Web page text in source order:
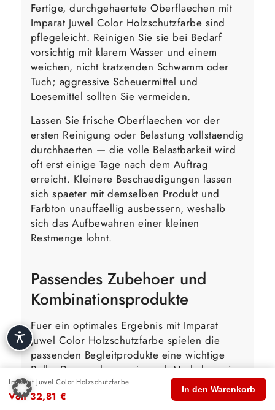
Fertige, durchgehaertete Oberflaechen mit
Imparat Juwel Color Holzschutzfarbe sind
pflegeleicht. Reinigen Sie sie bei Bedarf
vorsichtig mit klarem Wasser und einem
weichen, nicht kratzenden Schwamm oder
Tuch; aggressive Scheuermittel und
Loesemittel sollten Sie vermeiden.
Lassen Sie frische Oberflaechen vor der
ersten Reinigung oder Belastung vollstaendig
durchhaerten — die volle Belastbarkeit wird
oft erst einige Tage nach dem Auftrag
erreicht. Kleinere Beschaedigungen lassen
sich spaeter mit demselben Produkt und
Farbton unauffaellig ausbessern, weshalb
sich das Aufbewahren einer kleinen
Restmenge lohnt.
Passendes Zubehoer und
Kombinationsprodukte
Fuer ein optimales Ergebnis mit Imparat
Juwel Color Holzschutzfarbe spielen die
passenden Begleitprodukte eine wichtige
Rolle. Dazu gehoeren je nach Vorhaben eine
geeignete Grundierung fuer den
Untergrund, Spachtelmasse zum Ausbessern
Imparat Juwel Color Holzschutzfarbe
Von32,81 €
In den Warenkorb
🏠
Start
🛍️ 🛒
Warenkorb
👤
Konto